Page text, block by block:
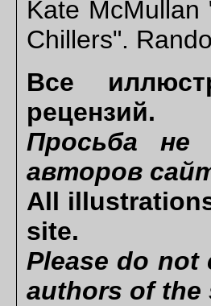
Kate McMullan
Chillers".
Все
рецензий.
Просьба не
авторов
All
site.
Please do
authors of